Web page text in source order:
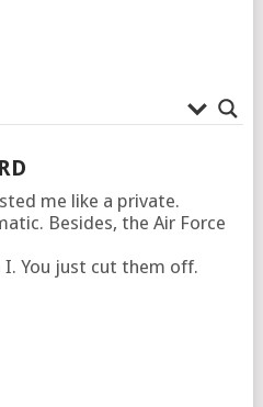
me like a private.
Besides, the Air Force
You just cut them off.